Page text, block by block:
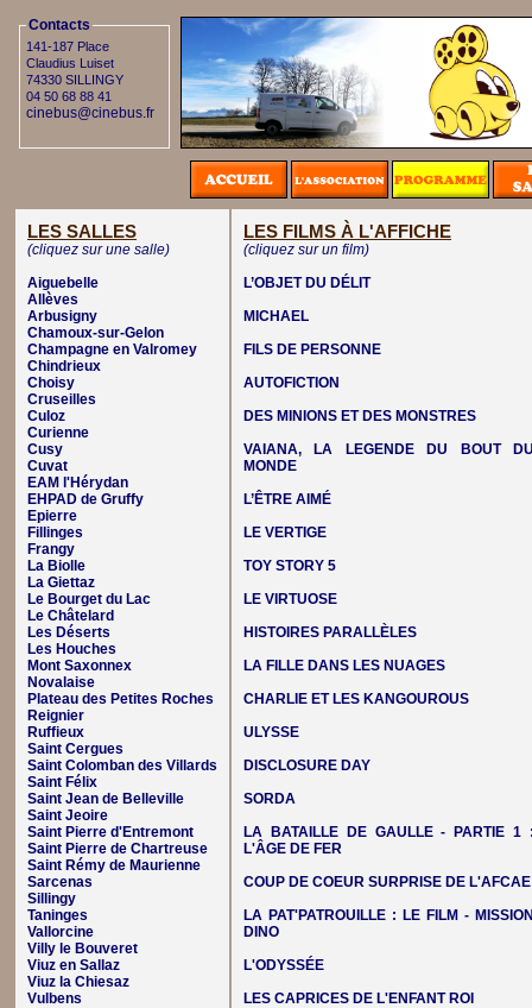
Contacts
141-187 Place
Claudius Luiset
74330 SILLINGY
04 50 68 88 41
cinebus@cinebus.fr
LES SALLES
(cliquez sur une salle)
Aiguebelle
Allèves
Arbusigny
Chamoux-sur-Gelon
Champagne en Valromey
Chindrieux
Choisy
Cruseilles
Culoz
Curienne
Cusy
Cuvat
EAM l'Hérydan
EHPAD de Gruffy
Epierre
Fillinges
Frangy
La Biolle
La Giettaz
Le Bourget du Lac
Le Châtelard
Les Déserts
Les Houches
Mont Saxonnex
Novalaise
Plateau des Petites Roches
Reignier
Ruffieux
Saint Cergues
Saint Colomban des Villards
Saint Félix
Saint Jean de Belleville
Saint Jeoire
Saint Pierre d'Entremont
Saint Pierre de Chartreuse
Saint Rémy de Maurienne
Sarcenas
Sillingy
Taninges
Vallorcine
Villy le Bouveret
Viuz en Sallaz
Viuz la Chiesaz
Vulbens
LES FILMS À L'AFFICHE
(cliquez sur un film)
L’OBJET DU DÉLIT
MICHAEL
FILS DE PERSONNE
AUTOFICTION
DES MINIONS ET DES MONSTRES
VAIANA, LA LEGENDE DU BOUT
MONDE
L’ÊTRE AIMÉ
LE VERTIGE
TOY STORY 5
LE VIRTUOSE
HISTOIRES PARALLÈLES
LA FILLE DANS LES NUAGES
CHARLIE ET LES KANGOUROUS
ULYSSE
DISCLOSURE DAY
SORDA
LA BATAILLE DE GAULLE - PARTIE 1
L'ÂGE DE FER
COUP DE COEUR SURPRISE DE L'AFCAE
LA PAT'PATROUILLE : LE FILM -
DINO
L'ODYSSÉE
LES CAPRICES DE L'ENFANT ROI